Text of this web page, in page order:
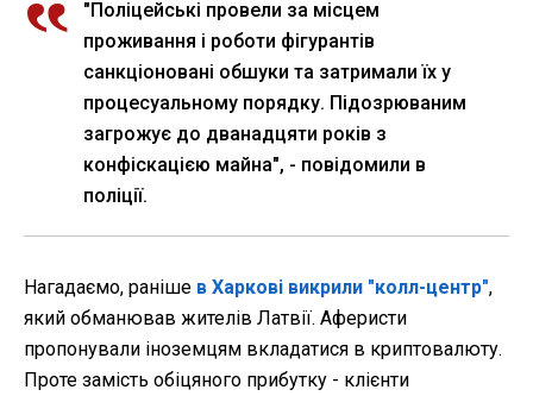
"Поліцейські провели за місцем
проживання і роботи фігурантів
санкціоновані обшуки та затримали їх у
процесуальному порядку. Підозрюваним
загрожує до дванадцяти років з
конфіскацією майна", - повідомили в
поліції.
Нагадаємо, раніше в Харкові викрили "колл-центр",
який обманював жителів Латвії. Аферисти
пропонували іноземцям вкладатися в криптовалюту.
Проте замість обіцяного прибутку - клієнти